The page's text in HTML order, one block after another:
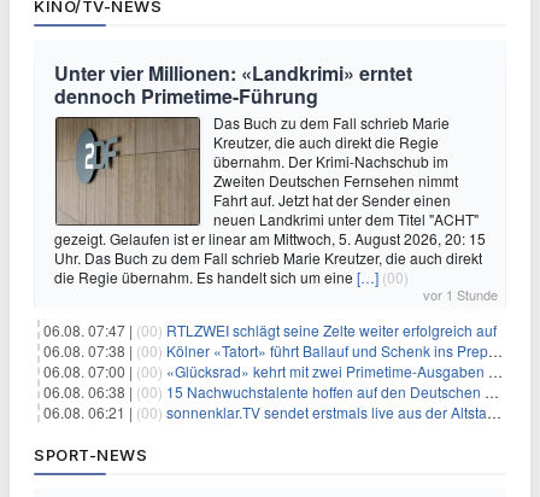
KINO/TV-NEWS
Unter vier Millionen: «Landkrimi» erntet
dennoch Primetime-Führung
Das Buch zu dem Fall schrieb Marie
Kreutzer, die auch direkt die Regie
übernahm. Der Krimi-Nachschub im
Zweiten Deutschen Fernsehen nimmt
Fahrt auf. Jetzt hat der Sender einen
neuen Landkrimi unter dem Titel "ACHT"
gezeigt. Gelaufen ist er linear am Mittwoch, 5. August 2026, 20: 15
Uhr. Das Buch zu dem Fall schrieb Marie Kreutzer, die auch direkt
die Regie übernahm. Es handelt sich um eine […] (00)
vor 1 Stunde
06.08. 07:47 | (00) RTLZWEI schlägt seine Zelte weiter erfolgreich auf
06.08. 07:38 | (00) Kölner «Tatort» führt Ballauf und Schenk ins Prepper-Milieu
06.08. 07:00 | (00) «Glücksrad» kehrt mit zwei Primetime-Ausgaben zurück
06.08. 06:38 | (00) 15 Nachwuchstalente hoffen auf den Deutschen Radiopreis
06.08. 06:21 | (00) sonnenklar.TV sendet erstmals live aus der Altstadt von Side
SPORT-NEWS